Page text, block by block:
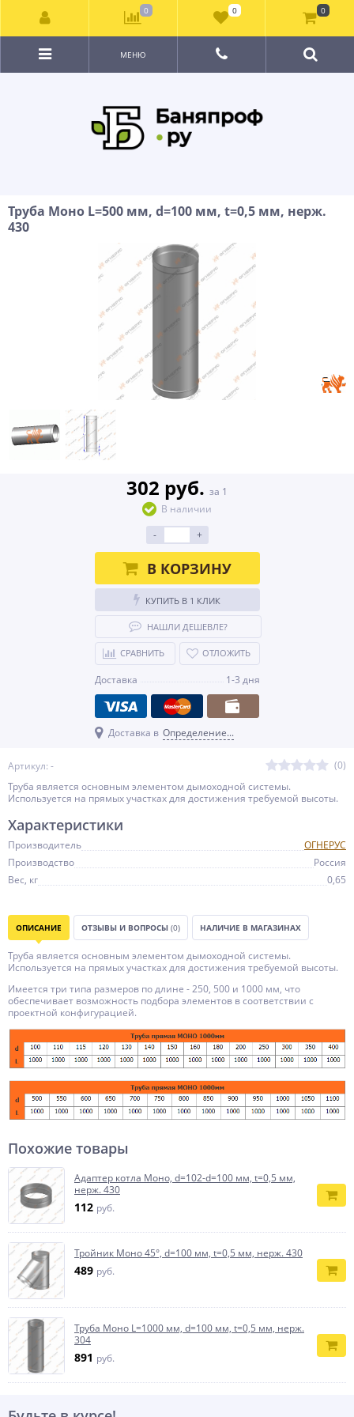
МЕНЮ
Труба Моно L=500 мм, d=100 мм, t=0,5 мм, нерж.
430
Артикул: -
(0)
Труба является основным элементом дымоходной системы.
Используется на прямых участках для достижения требуемой высоты.
302 руб. за 1
В наличии
-
+
В КОРЗИНУ
КУПИТЬ В 1 КЛИК
НАШЛИ ДЕШЕВЛЕ?
СРАВНИТЬ ОТЛОЖИТЬ
Доставка 1-3 дня
Доставка в Определение...
Характеристики
Производитель
ОГНЕРУС
Производство
Россия
Вес, кг
0,65
ОПИСАНИЕ ОТЗЫВЫ И ВОПРОСЫ (0) НАЛИЧИЕ В МАГАЗИНАХ
Труба является основным элементом дымоходной системы.
Используется на прямых участках для достижения требуемой высоты.
Имеется три типа размеров по длине - 250, 500 и 1000 мм, что
обеспечивает возможность подбора элементов в соответствии с
проектной конфигурацией.
Похожие товары
Адаптер котла Моно, d=102-d=100 мм, t=0,5 мм,
нерж. 430
112 руб.
Тройник Моно 45°, d=100 мм, t=0,5 мм, нерж. 430
489 руб.
Труба Моно L=1000 мм, d=100 мм, t=0,5 мм, нерж.
304
891 руб.
0 0 0